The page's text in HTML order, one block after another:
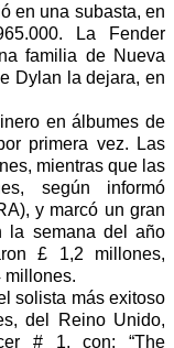
en una subasta, en
La Fender
familia de Nueva
Dylan la dejara, en
en álbumes de
primera vez. Las
mientras que las
según informó
y marcó un gran
la semana del año
£ 1,2 millones,
millones.
solista más exitoso
del Reino Unido,
# 1, con: “The